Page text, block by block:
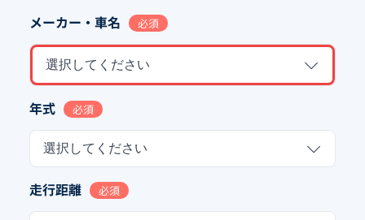
メーカー・車名 必須
選択してください
年式 必須
選択してください
走行距離 必須